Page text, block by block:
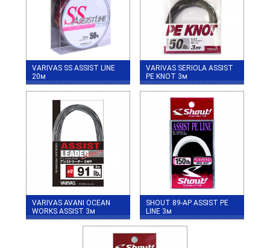
VARIVAS SS ASSIST LINE
20м
VARIVAS SERIOLA ASSIST
PE KNOT 3м
VARIVAS AVANI OCEAN
WORKS ASSIST 3м
SHOUT 89-AP ASSIST PE
LINE 3м